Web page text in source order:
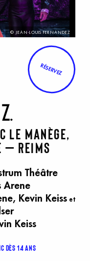
© JEAN-LOUIS FERNANDEZ
RÉSERVEZ
Z.
le Manège,
Reims
Théâtre
Arene
Kevin Keisset
Keiss
DÈS 14 ANS